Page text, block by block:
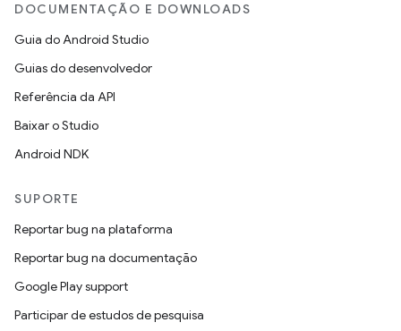
DOCUMENTAÇÃO E DOWNLOADS
Guia do Android Studio
Guias do desenvolvedor
Referência da API
Baixar o Studio
Android NDK
SUPORTE
Reportar bug na plataforma
Reportar bug na documentação
Google Play support
Participar de estudos de pesquisa